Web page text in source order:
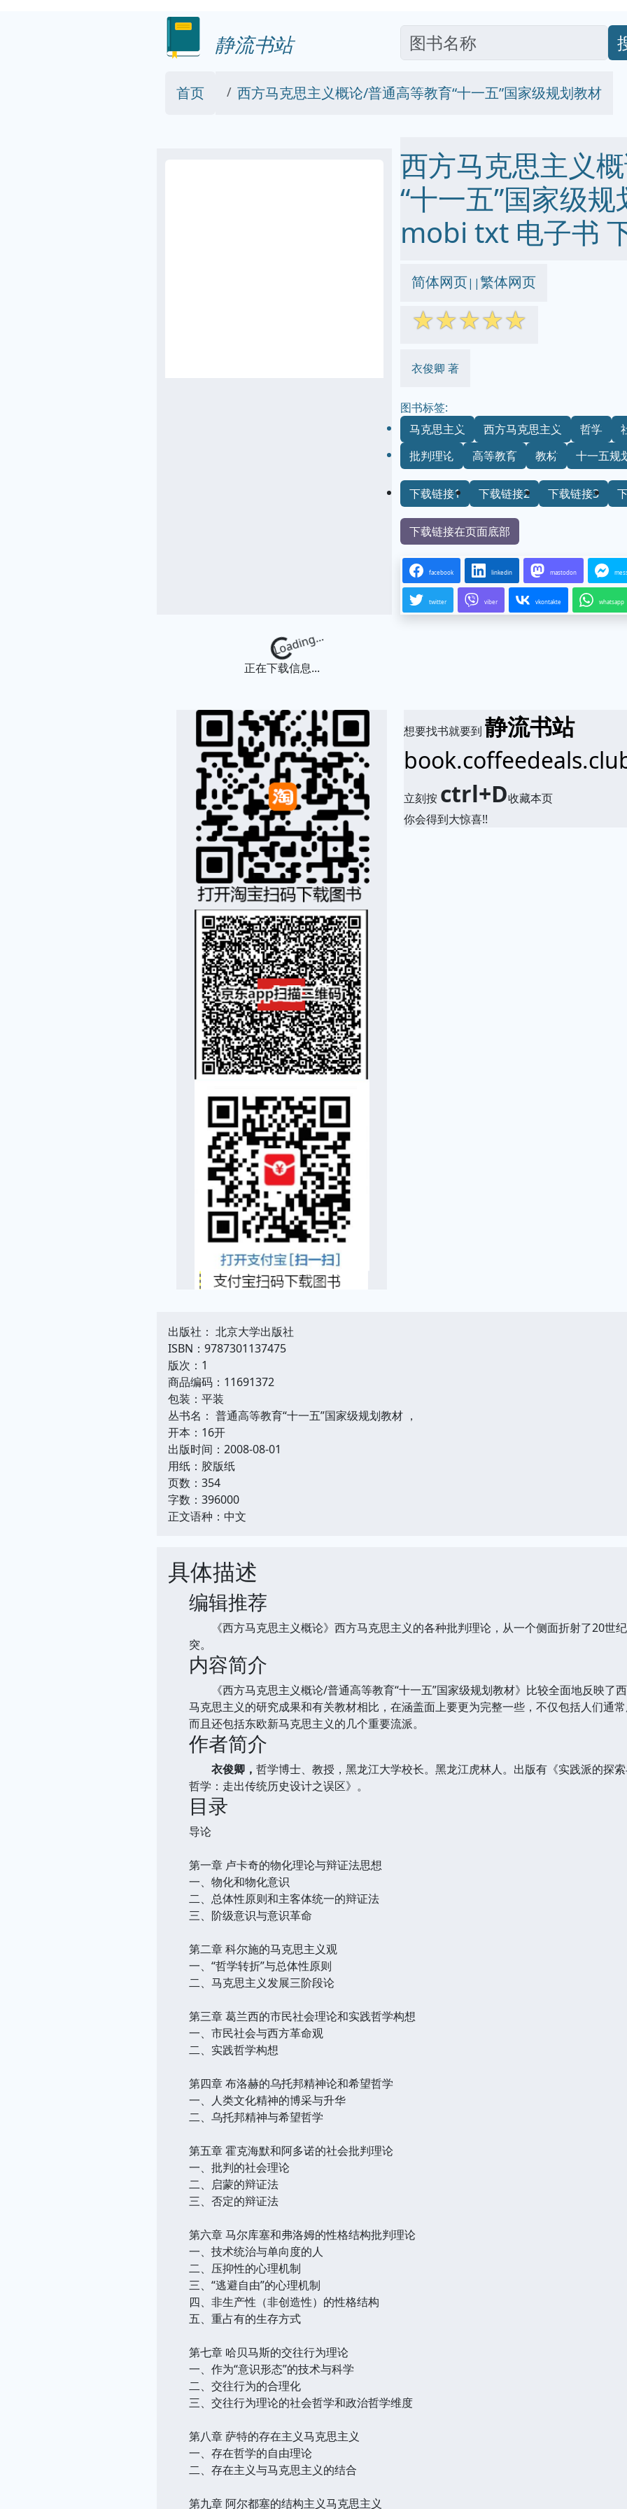
静流书站
首页 西方马克思主义概论/普通高等教育“十一五”国家级规划教材
西方马克思主义
“十一五”国家级
mobi txt 电子书
简体网页||繁体网页
☆☆☆☆☆
衣俊卿 著
图书标签:
马克思主义
西方马克思主义 哲学
批判理论
高等教育 教材 十一五规
下载链接1 下载链接2 下载链接3
下载链接在页面底部
facebook linkedin mastodon
twitter viber vkontakte whatsapp
Loading...
正在下载信息...
想要找书就要到静流书站
立刻按 ctrl+D收藏本页
你会得到大惊喜!!
出版社： 北京大学出版社
ISBN：9787301137475
版次：1
商品编码：11691372
包装：平装
丛书名： 普通高等教育“十一五”国家级规划教材 ，
开本：16开
出版时间：2008-08-01
用纸：胶版纸
页数：354
字数：396000
正文语种：中文
具体描述
编辑推荐
《西方马克思主义概论》西方马克思主义的各种批判理论，从一个侧面折射了20世
突。
内容简介
《西方马克思主义概论/普通高等教育“十一五”国家级规划教材》比较全面地反映了
马克思主义的研究成果和有关教材相比，在涵盖面上要更为完整一些，不仅包括人们通
而且还包括东欧新马克思主义的几个重要流派。
作者简介
衣俊卿， 哲学博士、教授，黑龙江大学校长。黑龙江虎林人。出版有《实践派的探
哲学：走出传统历史设计之误区》。
目录
导论
第一章 卢卡奇的物化理论与辩证法思想
一、物化和物化意识
二、总体性原则和主客体统一的辩证法
三、阶级意识与意识革命
第二章 科尔施的马克思主义观
一、“哲学转折”与总体性原则
二、马克思主义发展三阶段论
第三章 葛兰西的市民社会理论和实践哲学构想
一、市民社会与西方革命观
二、实践哲学构想
第四章 布洛赫的乌托邦精神论和希望哲学
一、人类文化精神的博采与升华
二、乌托邦精神与希望哲学
第五章 霍克海默和阿多诺的社会批判理论
一、批判的社会理论
二、启蒙的辩证法
三、否定的辩证法
第六章 马尔库塞和弗洛姆的性格结构批判理论
一、技术统治与单向度的人
二、压抑性的心理机制
三、“逃避自由”的心理机制
四、非生产性（非创造性）的性格结构
五、重占有的生存方式
第七章 哈贝马斯的交往行为理论
一、作为“意识形态”的技术与科学
二、交往行为的合理化
三、交往行为理论的社会哲学和政治哲学维度
第八章 萨特的存在主义马克思主义
一、存在哲学的自由理论
二、存在主义与马克思主义的结合
第九章 阿尔都塞的结构主义马克思主义